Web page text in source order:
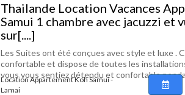
Thailande Location Vacances
Samui 1 chambre avec jacuzzi et
sur[....]
Les Suites ont été conçues avec style et luxe .
confortable et dispose de toutes les
vous vous sentiez détendu et confortable
Location Appartement Koh Samui -
Lamai